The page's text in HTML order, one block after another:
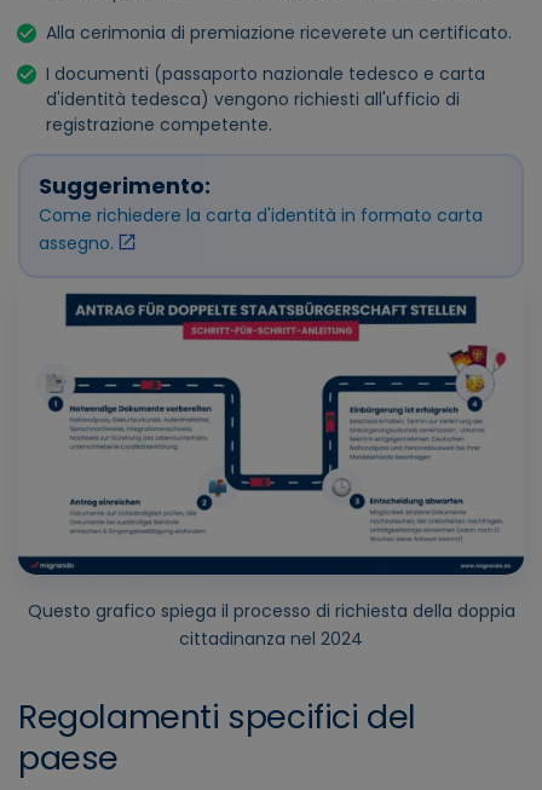
Alla cerimonia di premiazione riceverete un certificato.
I documenti (passaporto nazionale tedesco e carta
d'identità tedesca) vengono richiesti all'ufficio di
registrazione competente.
Suggerimento:
Come richiedere la carta d'identità in formato carta
assegno.
Questo grafico spiega il processo di richiesta della doppia
cittadinanza nel 2024
Regolamenti specifici del
paese